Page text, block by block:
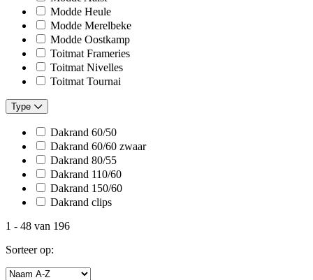
Modde Heule
Modde Merelbeke
Modde Oostkamp
Toitmat Frameries
Toitmat Nivelles
Toitmat Tournai
Type
Dakrand 60/50
Dakrand 60/60 zwaar
Dakrand 80/55
Dakrand 110/60
Dakrand 150/60
Dakrand clips
1 - 48 van 196
Sorteer op: